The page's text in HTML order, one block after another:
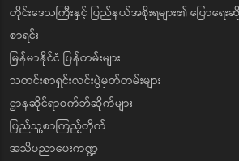
တိုင်းဒေသကြီးနှင့် ပြည်နယ်အစိုးရများ၏ ပြောရေ
စာရင်း
မြန်မာနိုင်ငံ ပြန်တမ်းများ
သတင်းစာရှင်းလင်းပွဲမှတ်တမ်းများ
ဌာနဆိုင်ရာဝက်ဘ်ဆိုက်များ
ပြည်သူ့စာကြည့်တိုက်
အသိပညာပေးကဏ္ဍ